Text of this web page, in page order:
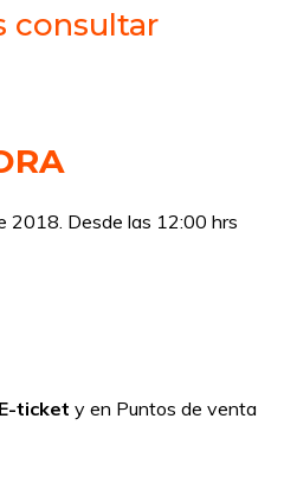
consultar
2018. Desde las 12:00 hrs
E-ticket y en Puntos de venta